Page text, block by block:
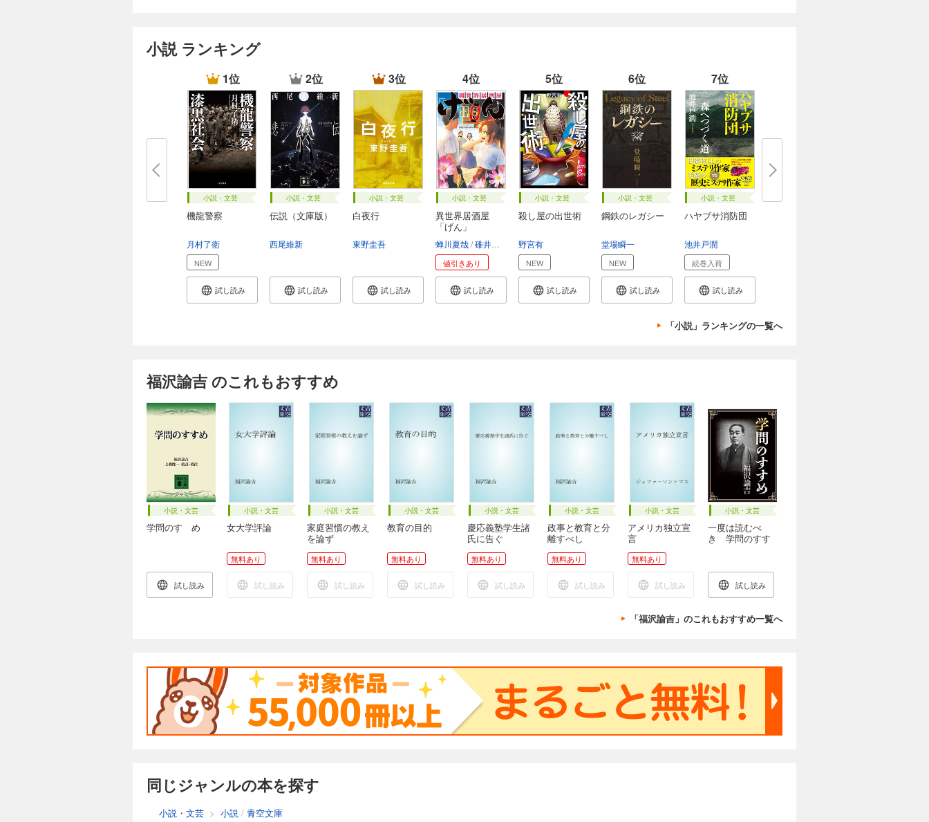
小説 ランキング
1位
小説・文芸
機龍警察
月村了衛
NEW
試し読み
2位
小説・文芸
伝説（文庫版）
西尾維新
試し読み
3位
小説・文芸
白夜行
東野圭吾
試し読み
4位
小説・文芸
異世界居酒屋
「げん」
蝉川夏哉 碓井ツカサ
値引きあり
試し読み
5位
小説・文芸
殺し屋の出世術
野宮有
NEW
試し読み
6位
小説・文芸
鋼鉄のレガシー
堂場瞬一
NEW
試し読み
7位
小説・文芸
ハヤブサ消防団
池井戸潤
続巻入荷
試し読み
「小説」ランキングの一覧へ
福沢諭吉 のこれもおすすめ
小説・文芸
学問のすゝめ
試し読み
小説・文芸
女大学評論
無料あり
試し読み
小説・文芸
家庭習慣の教え
を論ず
無料あり
試し読み
小説・文芸
教育の目的
無料あり
試し読み
小説・文芸
慶応義塾学生諸
氏に告ぐ
無料あり
試し読み
小説・文芸
政事と教育と分
離すべし
無料あり
試し読み
小説・文芸
アメリカ独立宣
言
無料あり
試し読み
小説・文芸
一度は読むべ
き 学問のすす
試し読み
「福沢諭吉」のこれもおすすめ一覧へ
同じジャンルの本を探す
小説・文芸 > 小説 / 青空文庫